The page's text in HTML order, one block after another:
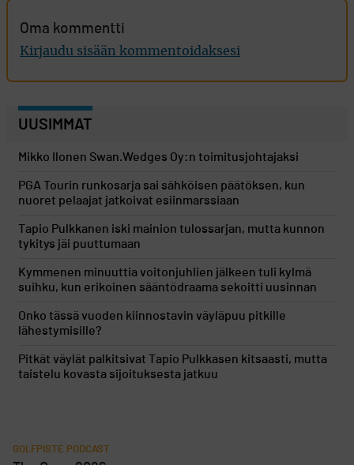
Oma kommentti
Kirjaudu sisään kommentoidaksesi
UUSIMMAT
Mikko Ilonen Swan.Wedges Oy:n toimitusjohtajaksi
PGA Tourin runkosarja sai sähköisen päätöksen, kun
nuoret pelaajat jatkoivat esiinmarssiaan
Tapio Pulkkanen iski mainion tulossarjan, mutta kunnon
tykitys jäi puuttumaan
Kymmenen minuuttia voitonjuhlien jälkeen tuli kylmä
suihku, kun erikoinen sääntödraama sekoitti uusinnan
Onko tässä vuoden kiinnostavin väyläpuu pitkille
lähestymisille?
Pitkät väylät palkitsivat Tapio Pulkkasen kitsaasti, mutta
taistelu kovasta sijoituksesta jatkuu
GOLFPISTE PODCAST